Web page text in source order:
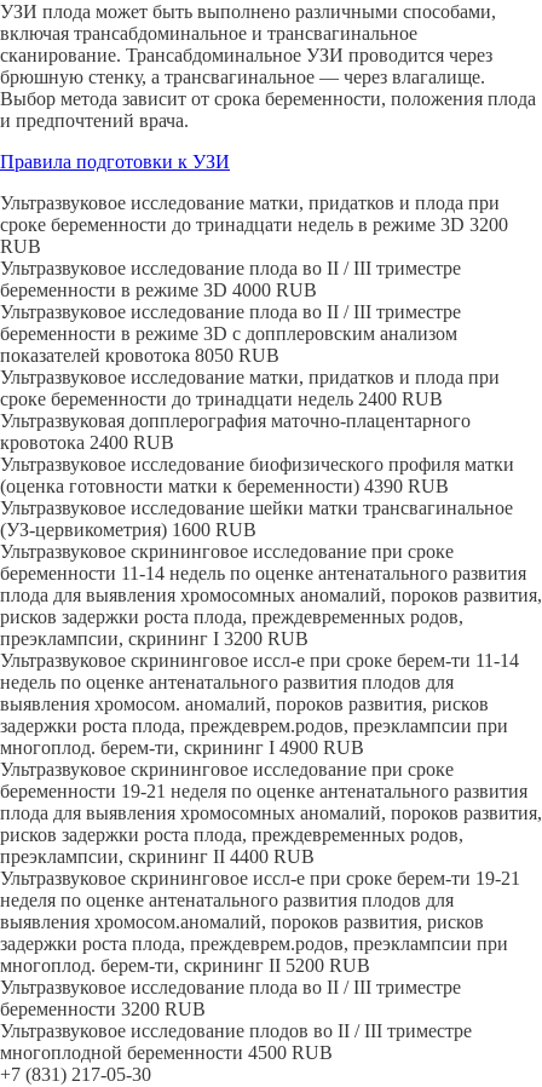
УЗИ плода может быть выполнено различными способами,
включая трансабдоминальное и трансвагинальное
сканирование. Трансабдоминальное УЗИ проводится через
брюшную стенку, а трансвагинальное — через влагалище.
Выбор метода зависит от срока беременности, положения плода
и предпочтений врача.
Правила подготовки к УЗИ
Ультразвуковое исследование матки, придатков и плода при
сроке беременности до тринадцати недель в режиме 3D 3200
RUB
Ультразвуковое исследование плода во II / III триместре
беременности в режиме 3D 4000 RUB
Ультразвуковое исследование плода во II / III триместре
беременности в режиме 3D с допплеровским анализом
показателей кровотока 8050 RUB
Ультразвуковое исследование матки, придатков и плода при
сроке беременности до тринадцати недель 2400 RUB
Ультразвуковая допплерография маточно-плацентарного
кровотока 2400 RUB
Ультразвуковое исследование биофизического профиля матки
(оценка готовности матки к беременности) 4390 RUB
Ультразвуковое исследование шейки матки трансвагинальное
(УЗ-цервикометрия) 1600 RUB
Ультразвуковое скрининговое исследование при сроке
беременности 11-14 недель по оценке антенатального развития
плода для выявления хромосомных аномалий, пороков развития,
рисков задержки роста плода, преждевременных родов,
преэклампсии, скрининг I 3200 RUB
Ультразвуковое скрининговое иссл-е при сроке берем-ти 11-14
недель по оценке антенатального развития плодов для
выявления хромосом. аномалий, пороков развития, рисков
задержки роста плода, преждеврем.родов, преэклампсии при
многоплод. берем-ти, скрининг I 4900 RUB
Ультразвуковое скрининговое исследование при сроке
беременности 19-21 неделя по оценке антенатального развития
плода для выявления хромосомных аномалий, пороков развития,
рисков задержки роста плода, преждевременных родов,
преэклампсии, скрининг II 4400 RUB
Ультразвуковое скрининговое иссл-е при сроке берем-ти 19-21
неделя по оценке антенатального развития плодов для
выявления хромосом.аномалий, пороков развития, рисков
задержки роста плода, преждеврем.родов, преэклампсии при
многоплод. берем-ти, скрининг II 5200 RUB
Ультразвуковое исследование плода во II / III триместре
беременности 3200 RUB
Ультразвуковое исследование плодов во II / III триместре
многоплодной беременности 4500 RUB
+7 (831) 217-05-30